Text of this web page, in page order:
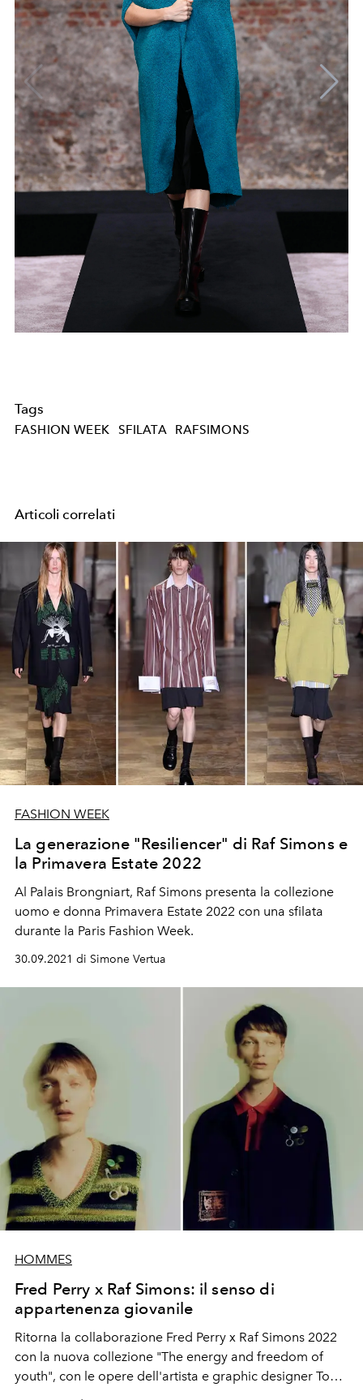
Tags
FASHION WEEK SFILATA RAFSIMONS
Articoli correlati
FASHION WEEK
La generazione "Resiliencer" di Raf Simons e
la Primavera Estate 2022
Al Palais Brongniart, Raf Simons presenta la collezione
uomo e donna Primavera Estate 2022 con una sfilata
durante la Paris Fashion Week.
30.09.2021 di Simone Vertua
HOMMES
Fred Perry x Raf Simons: il senso di
appartenenza giovanile
Ritorna la collaborazione Fred Perry x Raf Simons 2022
con la nuova collezione "The energy and freedom of
youth", con le opere dell'artista e graphic designer Tom